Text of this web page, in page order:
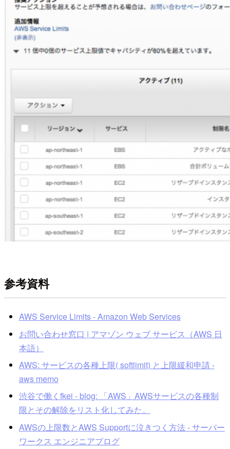
参考資料
AWS Service Limits - Amazon Web Services
お問い合わせ窓口 | アマゾン ウェブ サービス（AWS 日
本語）
AWS: サービスの各種上限( softlimit) と上限緩和申請 -
aws memo
渋谷で働くfkei - blog: 「AWS」AWSサービスの各種制
限とその解除をリスト化してみた。
AWSの上限数とAWS Supportに泣きつく方法 - サーバー
ワークス エンジニアブログ